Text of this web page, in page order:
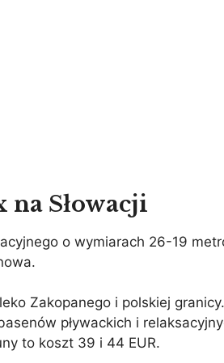
na Słowacji
o wymiarach 26-19
Zakopanego i polskiej
pływackich i
to koszt 39 i 44 EUR.